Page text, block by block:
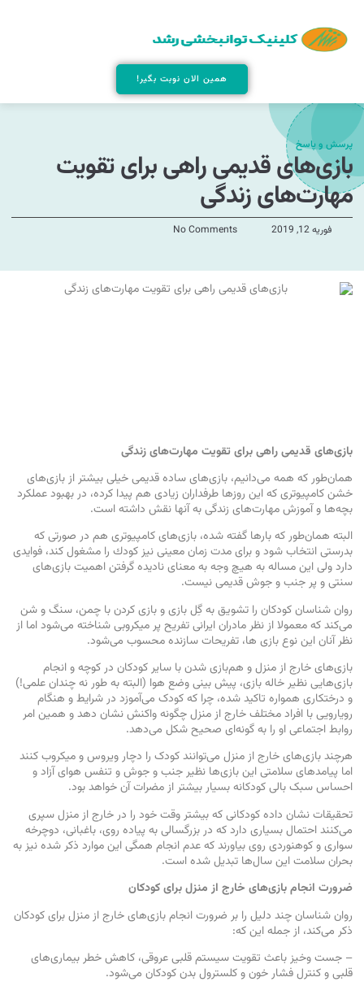
همین الان نوبت بگیر!
پرسش و پاسخ
بازی‌های قدیمی راهی برای تقویت
مهارت‌های زندگی
فوریه 12, 2019 No Comments
بازی‌های قدیمی راهی برای تقویت مهارت‌های زندگی
همان‌طور كه همه می‌دانیم، بازی‌های ساده قدیمی خیلی بیشتر از بازی‌های
خشن كامپیوتری كه این روزها طرفداران زیادی هم پیدا كرده، در بهبود عملكرد
بچه‌ها و آموزش مهارت‌های زندگی به آنها نقش داشته است.
البته همان‌طور كه بارها گفته شده، بازی‌های كامپیوتری هم در صورتی كه
بدرستی انتخاب شود و برای مدت زمان معینی نیز كودك را مشغول كند، فوایدی
دارد ولی این مساله به هیچ وجه به معنای نادیده گرفتن اهمیت بازی‌های
سنتی و پر جنب و جوش قدیمی نیست.
روان شناسان کودکان را تشویق به گِل بازی و بازی کردن با چمن، سنگ و شن
می‌کند که معمولا از نظر مادران ایرانی تفریح پر میکروبی شناخته می‌شود اما از
نظر آنان این نوع بازی ها، تفریحات سازنده محسوب می‌شود.
بازی‌های خارج از منزل و هم‌بازی شدن با سایر کودکان در کوچه و انجام
بازی‌هایی نظیر خاله بازی، پیش بینی وضع هوا (البته به طور نه چندان علمی!)
و درختکاری همواره تاکید شده، چرا که کودک می‌آموزد در شرایط و هنگام
رویارویی با افراد مختلف خارج از منزل چگونه واکنش نشان دهد و همین امر
روابط اجتماعی او را به گونه‌ای صحیح شکل می‌دهد.
هرچند بازی‌های خارج از منزل می‌توانند کودک را دچار ویروس و میکروب کنند
اما پیامدهای سلامتی این بازی‌ها نظیر جنب و جوش و تنفس هوای آزاد و
احساس سبک بالی کودکانه بسیار بیشتر از مضرات آن خواهد بود.
تحقیقات نشان داده کودکانی که بیشتر وقت خود را در خارج از منزل سپری
می‌کنند احتمال بسیاری دارد که در بزرگسالی به پیاده روی، باغبانی، دوچرخه
سواری و کوهنوردی روی بیاورند که عدم انجام همگی این موارد ذکر شده نیز به
بحران سلامت این سال‌ها تبدیل شده است.
ضرورت انجام بازی‌های خارج از منزل برای کودکان
روان شناسان چند دلیل را بر ضرورت انجام بازی‌های خارج از منزل برای کودکان
ذکر می‌کند، از جمله این که:
– جست وخیز باعث تقویت سیستم قلبی عروقی، کاهش خطر بیماری‌های
قلبی و کنترل فشار خون و کلسترول بدن کودکان می‌شود.